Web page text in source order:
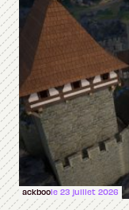
ackboole 23 juillet 2026